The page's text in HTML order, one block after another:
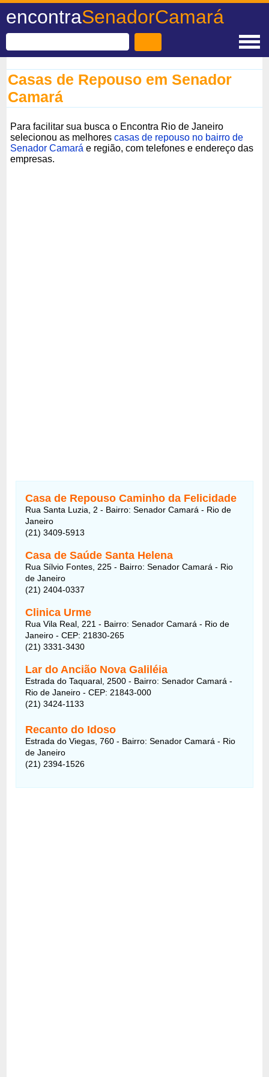
encontraSenadorCamará
Casas de Repouso em Senador
Camará
Para facilitar sua busca o Encontra Rio de Janeiro
selecionou as melhorescasas de repouso no bairro de
Senador Camará e região, com telefones e endereço das
empresas.
Casa de Repouso Caminho da Felicidade
Rua Santa Luzia, 2 - Bairro: Senador Camará - Rio de
Janeiro
(21) 3409-5913
Casa de Saúde Santa Helena
Rua Sílvio Fontes, 225 - Bairro: Senador Camará - Rio
de Janeiro
(21) 2404-0337
Clinica Urme
Rua Vila Real, 221 - Bairro: Senador Camará - Rio de
Janeiro - CEP: 21830-265
(21) 3331-3430
Lar do Ancião Nova Galiléia
Estrada do Taquaral, 2500 - Bairro: Senador Camará -
Rio de Janeiro - CEP: 21843-000
(21) 3424-1133
Recanto do Idoso
Estrada do Viegas, 760 - Bairro: Senador Camará - Rio
de Janeiro
(21) 2394-1526